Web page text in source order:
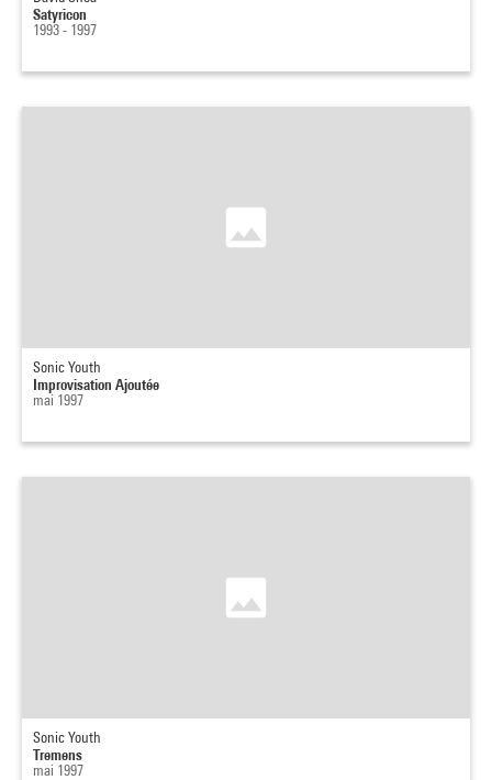
Satyricon
1993 - 1997
Sonic Youth
Improvisation Ajoutée
mai 1997
Sonic Youth
Tremens
mai 1997